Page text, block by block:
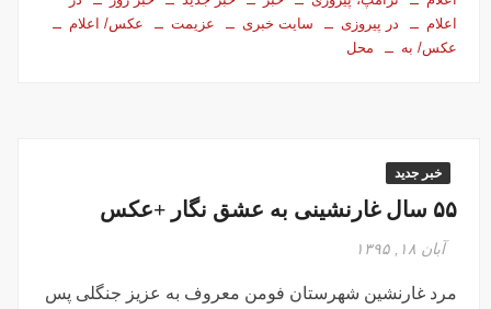
اعلام
در پیروزی سایت خبری عزیمت
عکس/ اعلام
عکس/ به
محل
خبر جدید
۵۵ سال غارنشینی به عشق نگار +عکس
آبان ۱۸, ۱۳۹۵
مرد غارنشین شهرستان فومن معروف به عزیز جنگلی پس